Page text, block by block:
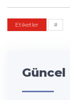
Etiketler #
Güncel